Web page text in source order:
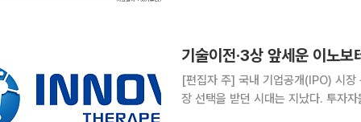
기술이전·3상 앞세운 이노
[편집자 주] 국내 기업공개(IPO) 시장
장 선택을 받던 시대는 지났다. 투자